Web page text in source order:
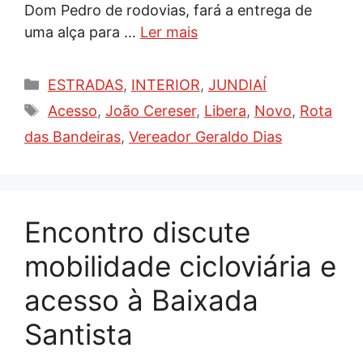
Dom Pedro de rodovias, fará a entrega de
uma alça para … Ler mais
Categorias
ESTRADAS, INTERIOR, JUNDIAÍ
Tags
Acesso, João Cereser, Libera, Novo, Rota
das Bandeiras, Vereador Geraldo Dias
Encontro discute
mobilidade cicloviária e
acesso à Baixada
Santista